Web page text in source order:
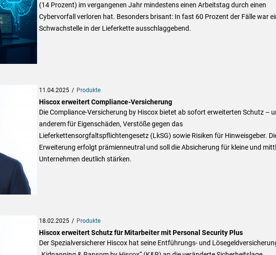
(14 Prozent) im vergangenen Jahr mindestens einen Arbeitstag durch einen
Cybervorfall verloren hat. Besonders brisant: In fast 60 Prozent der Fälle war
Schwachstelle in der Lieferkette ausschlaggebend.
11.04.2025 Produkte
Hiscox erweitert Compliance-Versicherung
Die Compliance-Versicherung by Hiscox bietet ab sofort erweiterten Schutz –
anderem für Eigenschäden, Verstöße gegen das
Lieferkettensorgfaltspflichtengesetz (LkSG) sowie Risiken für Hinweisgeber.
Erweiterung erfolgt prämienneutral und soll die Absicherung für kleine und
Unternehmen deutlich stärken.
18.02.2025 Produkte
Hiscox erweitert Schutz für Mitarbeiter mit Personal Security Plus
Der Spezialversicherer Hiscox hat seine Entführungs- und